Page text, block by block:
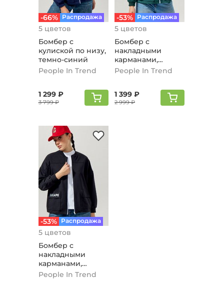
-66% Распродажа
5 цветов
Бомбер с
кулиской по низу,
темно-синий
People In Trend
1 299 ₽
3 799 ₽
-53% Распродажа
5 цветов
Бомбер с
накладными
карманами,
изумрудный
People In Trend
1 399 ₽
2 999 ₽
-53% Распродажа
5 цветов
Бомбер с
накладными
карманами,
черный
People In Trend